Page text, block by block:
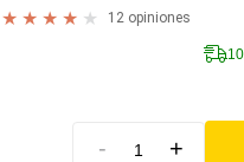
12 opiniones
- +